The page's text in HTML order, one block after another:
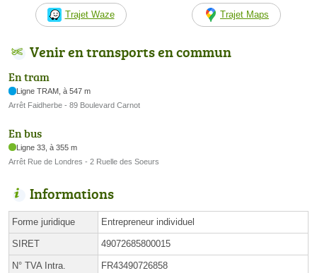
Trajet Waze Trajet Maps
Venir en transports en commun
En tram
Ligne TRAM, à 547 m
Arrêt Faidherbe - 89 Boulevard Carnot
En bus
Ligne 33, à 355 m
Arrêt Rue de Londres - 2 Ruelle des Soeurs
Informations
Forme juridique Entrepreneur individuel
SIRET 49072685800015
N° TVA Intra. FR43490726858